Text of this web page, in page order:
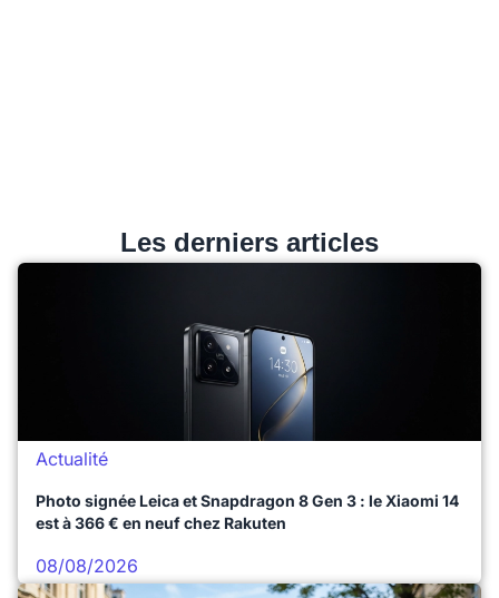
Les derniers articles
Actualité
Photo signée Leica et Snapdragon 8 Gen 3 : le Xiaomi 14
est à 366 € en neuf chez Rakuten
08/08/2026